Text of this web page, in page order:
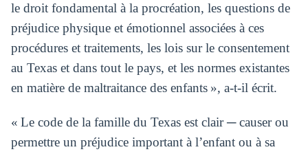
le droit fondamental à la procréation, les questions de
préjudice physique et émotionnel associées à ces
procédures et traitements, les lois sur le consentement
au Texas et dans tout le pays, et les normes existantes
en matière de maltraitance des enfants », a-t-il écrit.
« Le code de la famille du Texas est clair ─ causer ou
permettre un préjudice important à l’enfant ou à sa